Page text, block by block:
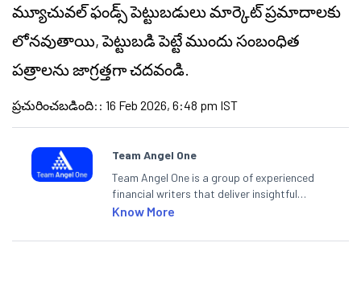
మ్యూచువల్ ఫండ్స్ పెట్టుబడులు మార్కెట్ ప్రమాదాలకు
లోనవుతాయి, పెట్టుబడి పెట్టే ముందు సంబంధిత
పత్రాలను జాగ్రత్తగా చదవండి.
ప్రచురించబడింది: : 16 Feb 2026, 6:48 pm IST
Team Angel One
Team Angel One is a group of experienced
financial writers that deliver insightful
articles on the stock market, IPO, economy,
categories.
Know More